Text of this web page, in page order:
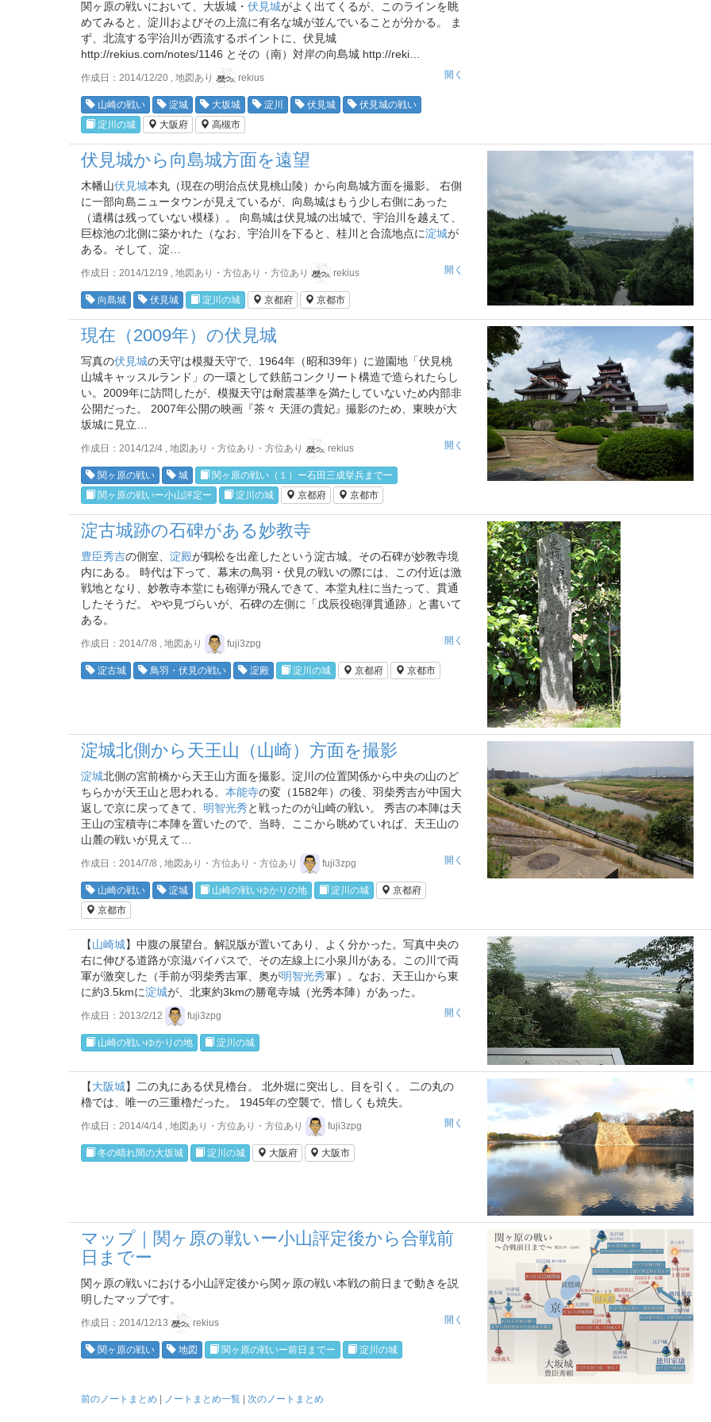
関ヶ原の戦いにおいて、大坂城・ 伏見城がよく出てくるが、このラインを眺
めてみると、淀川およびその上流に有名な城が並んでいることが分かる。 ま
ず、北流する宇治川が西流するポイントに、伏見城
http://rekius.com/notes/1146 とその（南）対岸の向島城 http://reki…
作成日：2014/12/20 , 地図あり rekius 開く
山崎の戦い 淀城 大坂城 淀川 伏見城
伏見城の戦い
淀川の城
大阪府 高槻市
伏見城から向島城方面を遠望
木幡山伏見城本丸（現在の明治点伏見桃山陵）から向島城方面を撮影。 右側
に一部向島ニュータウンが見えているが、向島城はもう少し右側にあった
（遺構は残っていない模様）。 向島城は伏見城の出城で、宇治川を越えて、
巨椋池の北側に築かれた（なお、宇治川を下ると、桂川と合流地点に淀城が
ある。そして、淀…
作成日：2014/12/19 , 地図あり・方位あり・方位あり rekius 開く
向島城 伏見城 淀川の城 京都府 京都市
現在（2009年）の伏見城
写真の伏見城の天守は模擬天守で、1964年（昭和39年）に遊園地「伏見桃
山城キャッスルランド」の一環として鉄筋コンクリート構造で造られたらし
い。2009年に訪問したが、模擬天守は耐震基準を満たしていないため内部非
公開だった。 2007年公開の映画『茶々 天涯の貴妃』撮影のため、東映が大
坂城に見立…
作成日：2014/12/4 , 地図あり・方位あり・方位あり rekius 開く
関ヶ原の戦い 城
関ヶ原の戦い（１）ー石田三成挙兵までー
関ヶ原の戦いー小山評定ー
淀川の城 京都府 京都市
淀古城跡の石碑がある妙教寺
豊臣秀吉の側室、 淀殿が鶴松を出産したという淀古城。その石碑が妙教寺境
内にある。 時代は下って、幕末の鳥羽・伏見の戦いの際には、この付近は激
戦地となり、妙教寺本堂にも砲弾が飛んできて、本堂丸柱に当たって、貫通
したそうだ。 やや見づらいが、石碑の左側に「戊辰役砲弾貫通跡」と書いて
ある。
作成日：2014/7/8 , 地図あり fuji3zpg 開く
淀古城 鳥羽・伏見の戦い 淀殿 淀川の城 京都府 京都市
淀城北側から天王山（山崎）方面を撮影
淀城北側の宮前橋から天王山方面を撮影。淀川の位置関係から中央の山のど
ちらかが天王山と思われる。 本能寺の変（1582年）の後、羽柴秀吉が中国大
返しで京に戻ってきて、 明智光秀と戦ったのが山崎の戦い。 秀吉の本陣は天
王山の宝積寺に本陣を置いたので、当時、ここから眺めていれば、天王山の
山麓の戦いが見えて…
作成日：2014/7/8 , 地図あり・方位あり・方位あり fuji3zpg 開く
山崎の戦い 淀城 山崎の戦いゆかりの地 淀川の城
京都府
京都市
【山崎城】中腹の展望台。解説版が置いてあり、よく分かった。写真中央の
右に伸びる道路が京滋バイパスで、その左線上に小泉川がある。この川で両
軍が激突した（手前が羽柴秀吉軍、奥が明智光秀軍）。なお、天王山から東
に約3.5kmに淀城が、北東約3kmの勝竜寺城（光秀本陣）があった。
作成日：2013/2/12 fuji3zpg 開く
山崎の戦いゆかりの地 淀川の城
【大阪城】二の丸にある伏見櫓台。 北外堀に突出し、目を引く。 二の丸の
櫓では、唯一の三重櫓だった。 1945年の空襲で、惜しくも焼失。
作成日：2014/4/14 , 地図あり・方位あり・方位あり fuji3zpg 開く
冬の晴れ間の大坂城 淀川の城 大阪府 大阪市
マップ｜関ヶ原の戦いー小山評定後から合戦前
日までー
関ヶ原の戦いにおける小山評定後から関ヶ原の戦い本戦の前日まで動きを説
明した­マップです。
作成日：2014/12/13 rekius 開く
関ヶ原の戦い 地図 関ヶ原の戦いー前日までー 淀川の城
前のノートまとめ ノートまとめ一覧 次のノートまとめ